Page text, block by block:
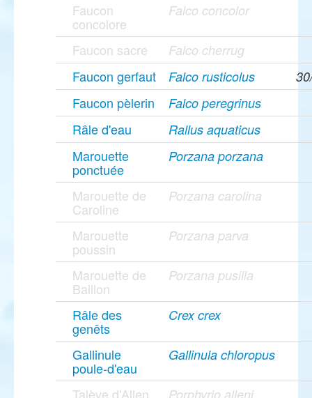
Faucon
concolore
Falco concolor
Faucon sacre Falco cherrug
Faucon gerfaut Falco rusticolus
Faucon pèlerin Falco peregrinus
Râle d'eau Rallus aquaticus
Marouette
ponctuée
Porzana porzana
Marouette de
Caroline
Porzana carolina
Marouette
poussin
Porzana parva
Marouette de
Baillon
Porzana pusilla
Râle des
genêts
Crex crex
Gallinule
poule-d'eau
Gallinula chloropus
Talève d'Allen Porphyrio alleni